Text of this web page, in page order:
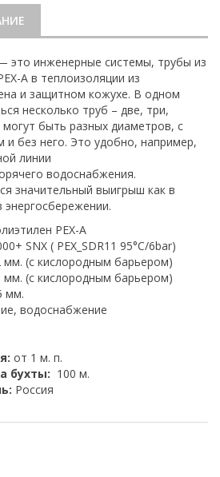
это инженерные системы, трубы из
A в теплоизоляции из
и защитном кожухе. В одном
несколько труб – две, три,
быть разных диаметров, с
без него. Это удобно, например,
линии
водоснабжения.
значительный выигрыш как в
PEX-A
SNX ( PEX_SDR11 95°C/6bar)
мм. (с кислородным барьером)
мм. (с кислородным барьером)
мм.
водоснабжение
от 1 м. п.
бухты: 100 м.
Россия